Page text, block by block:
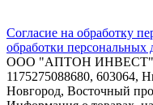
Согласие на обработку
обработки персональных
ООО "АПТОН ИНВЕСТ",
1175275088680, 603064,
Новгород, Восточный